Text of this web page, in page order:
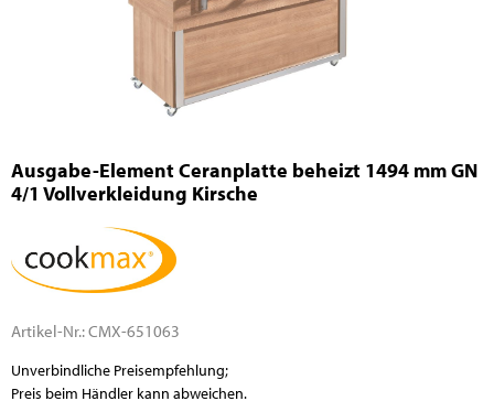
Ausgabe-Element Ceranplatte beheizt 1494 mm GN
4/1 Vollverkleidung Kirsche
Artikel-Nr.:CMX-651063
Unverbindliche Preisempfehlung;
Preis beim Händler kann abweichen.